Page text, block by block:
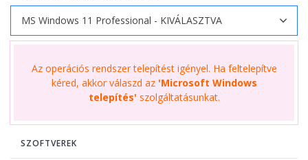
Az operációs rendszer telepítést igényel. Ha feltelepítve
kéred, akkor válaszd az 'Microsoft Windows
telepítés' szolgáltatásunkat.
SZOFTVEREK